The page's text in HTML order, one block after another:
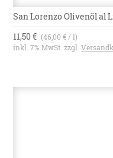
San Lorenzo Olivenöl al
11,50 € (46,00 € / l)
inkl. 7% MwSt. zzgl.